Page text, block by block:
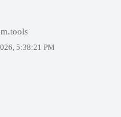
5:38:21 PM